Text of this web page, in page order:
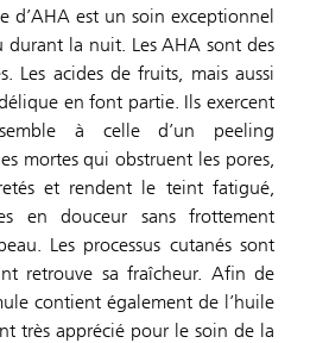
d’AHA est un soin exceptionnel
durant la nuit. Les AHA sont des
Les acides de fruits, mais aussi
en font partie. Ils exercent
à celle d’un peeling
mortes qui obstruent les pores,
et rendent le teint fatigué,
en douceur sans frottement
Les processus cutanés sont
retrouve sa fraîcheur. Afin de
contient également de l’huile
très apprécié pour le soin de la